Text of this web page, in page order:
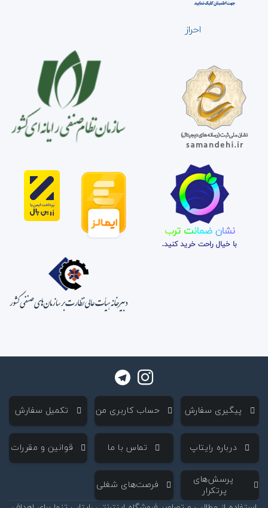
احراز
نشان ضمانت ترب
با خیال راحت خرید کنید.
‌ پیگیری سفارش ‌ حساب کاربری من ‌ تکمیل سفارش
‌ درباره رایتاپ ‌ تماس با ما ‌ قوانین و مقررات
‌ پرسش‌های
پرتکرار
‌ فرصت‌های شغلی